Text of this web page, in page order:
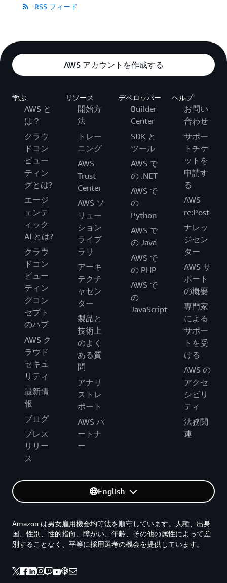
RSS フィード
AWS アカウントを作成する
学ぶ
AWS と
は？
クラウ
ドコン
ピュー
ティン
グとは?
エージ
ェンテ
ィック
AI とは?
クラウ
ドコン
ピュー
ティン
グコン
セプト
のハブ
AWS ク
ラウド
セキュ
リティ
最新情
報
ブログ
プレス
リリー
ス
リソース
開始方
法
トレー
ニング
AWS
Trust
Center
AWS ソ
リュー
ション
ライブ
ラリ
アーキ
テクチ
ャセン
ター
製品と
技術上
のよく
ある質
問
アナリ
ストレ
ポート
AWS パ
ートナ
ー
デベロッパー
Builder
Center
SDK と
ツール
AWS で
の .NET
AWS で
の
Python
AWS で
の Java
AWS で
の PHP
AWS で
の
JavaScript
ヘルプ
お問い
合わせ
サポー
トチケ
ットを
申請す
る
AWS
re:Post
ナレッ
ジセン
ター
AWS サ
ポート
の概要
専門家
による
サポー
トを受
ける
AWS の
アクセ
シビリ
ティ
法務関
連
English
Amazon は男女雇用機会均等法を順守しています。人種、出身
国、性別、性的指向、障がい、年齢、その他の属性によって差
別することなく、平等に採用選考の機会を提供しています。